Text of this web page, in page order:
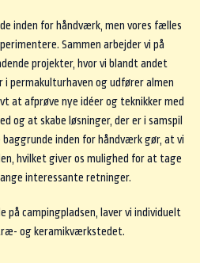
inden for håndværk, men vores fælles
Sammen arbejder vi på
projekter, hvor vi blandt andet
i permakulturhaven og udfører almen
at afprøve nye idéer og teknikker med
og at skabe løsninger, der er i samspil
inden for håndværk gør, at vi
hvilket giver os mulighed for at tage
interessante retninger.
på campingpladsen, laver vi individuelt
og keramikværkstedet.